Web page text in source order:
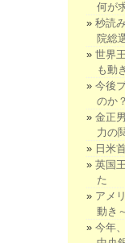
何が
秒読
院総
世界
も動
今後
のか？
金正
力の
日米
英国
た
アメ
動き～
今年